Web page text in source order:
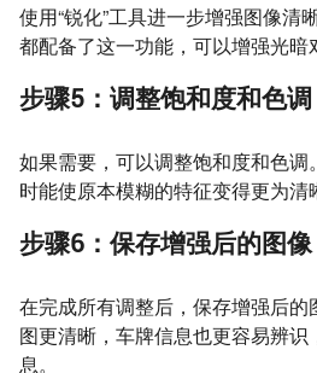
使用“锐化”工具进一步增强图像清
都配备了这一功能，可以增强光暗
步骤5：调整饱和度和色调
如果需要，可以调整饱和度和色
时能使原本模糊的特征变得更为清
步骤6：保存增强后的图像
在完成所有调整后，保存增强后
图更清晰，车牌信息也更容易辨
息。